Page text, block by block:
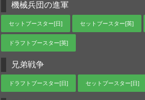
機械兵団の進軍
セットブースター[日] セットブースター[英]
ドラフトブースター[英]
兄弟戦争
ドラフトブースター[日] セットブースター[日]